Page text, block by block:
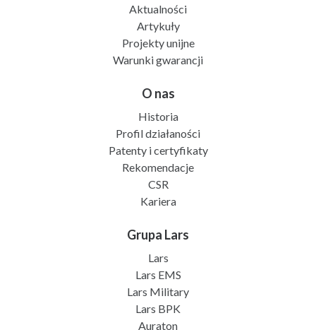
Aktualności
Artykuły
Projekty unijne
Warunki gwarancji
O nas
Historia
Profil działaności
Patenty i certyfikaty
Rekomendacje
CSR
Kariera
Grupa Lars
Lars
Lars EMS
Lars Military
Lars BPK
Auraton